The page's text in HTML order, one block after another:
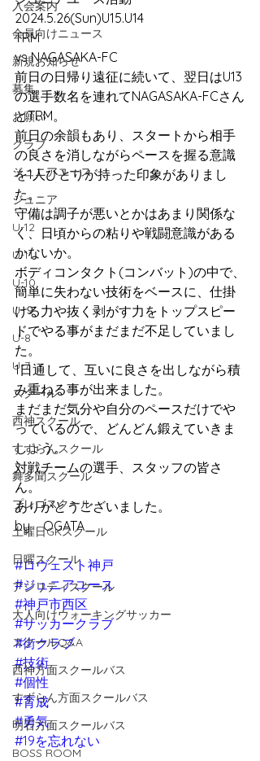
入会案内
会員向けニュース
新規お知らせ
募集
お願い
クラブ
ジュニアユース
ジュニア
U-12
U-11
U-10
U-９
U-8
U-7
スクール
西神スクール
すずらんスクール
舞多聞スクール
プレゴスクール
土曜日GKスクール
日曜スクール
アジリティスクール
大人向けウォーキングサッカー
スクールQ&A
西神方面スクールバス
すずらん方面スクールバス
明石方面スクールバス
BOSS ROOM
2024.5.26(Sun)U15.U14
TRM
vs NAGASAKA-FC
前日の日帰り遠征に続いて、翌日はU13
の選手数名を連れてNAGASAKA-FCさん
とTRM。
前日の余韻もあり、スタートから相手
の良さを消しながらペースを握る意識
を1人ひとりが持った印象がありまし
た。
守備は調子が悪いとかはあまり関係な
く、日頃からの粘りや戦闘意識がある
かないか。
ボディコンタクト(コンバット)の中で、
簡単に失わない技術をベースに、仕掛
ける力や抜く剥がす力をトップスピー
ドでやる事がまだまだ不足していまし
た。
1日通して、互いに良さを出しながら積
み重ねる事が出来ました。
まだまだ気分や自分のペースだけでや
っているので、どんどん鍛えていきま
しょう。
対戦チームの選手、スタッフの皆さ
ん。
ありがとうございました。
by　OGATA
#ロヴェスト神戸
#ジュニアユース
#神戸市西区
#サッカークラブ
#街クラブ
#技術
#個性
#育成
#勇気
#19を忘れない